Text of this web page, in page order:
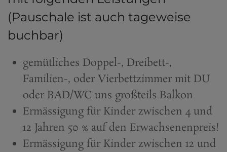
(Pauschale ist auch tageweise
buchbar)
gemütliches Doppel-, Dreibett-,
Familien-, oder Vierbettzimmer mit DU
oder BAD/WC uns großteils Balkon
Ermässigung für Kinder zwischen 4 und
12 Jahren 50 % auf den Erwachsenenpreis!
Ermässigung für Kinder zwischen 12 und